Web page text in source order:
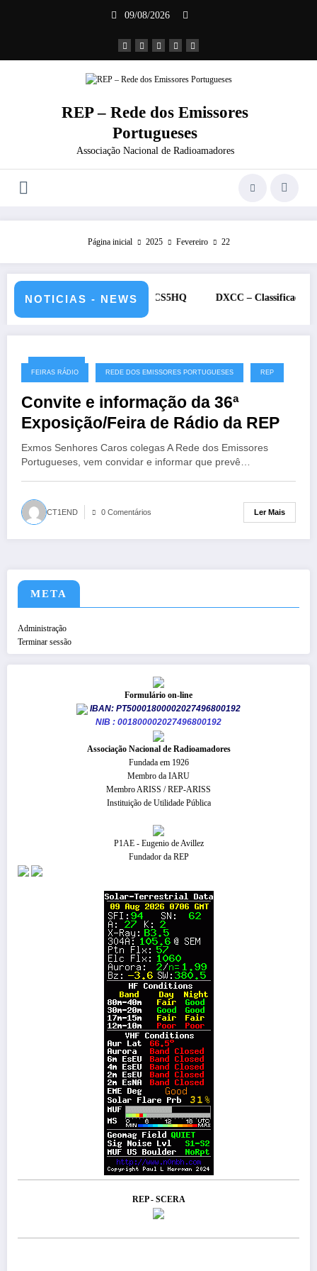
09/08/2026
REP – Rede dos Emissores
Portugueses
Associação Nacional de Radioamadores
Página inicial 2025 Fevereiro 22
NOTICIAS - NEWS
12 de julho de 2026 – CS5HQ DXCC – Classificação estações
22/02/2025
FEIRAS RÁDIO REDE DOS EMISSORES PORTUGUESES REP
Convite e informação da 36ª
Exposição/Feira de Rádio da REP
Exmos Senhores Caros colegas A Rede dos Emissores
Portugueses, vem convidar e informar que prevê…
CT1END 0 Comentários Ler Mais
META
Administração
Terminar sessão
Formulário on-line
IBAN: PT50001800002027496800192
NIB : 001800002027496800192
​Associação Nacional de Radioamadores
Fundada em 1926
Membro da IARU
Membro ARISS / REP-ARISS
Instituição de Utilidade Pública
P1AE - Eugenio de Avillez
Fundador da REP
REP - SCERA